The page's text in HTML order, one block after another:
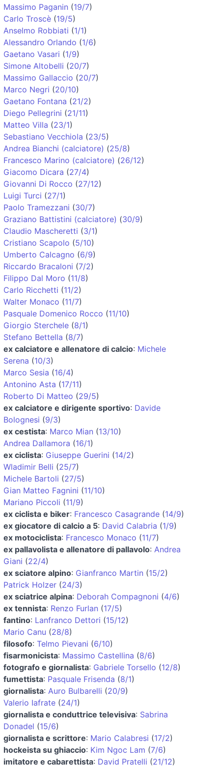
Massimo Paganin (19/7)
Carlo Troscè (19/5)
Anselmo Robbiati (1/1)
Alessandro Orlando (1/6)
Gaetano Vasari (1/9)
Simone Altobelli (20/7)
Massimo Gallaccio (20/7)
Marco Negri (20/10)
Gaetano Fontana (21/2)
Diego Pellegrini (21/11)
Matteo Villa (23/1)
Sebastiano Vecchiola (23/5)
Andrea Bianchi (calciatore) (25/8)
Francesco Marino (calciatore) (26/12)
Giacomo Dicara (27/4)
Giovanni Di Rocco (27/12)
Luigi Turci (27/1)
Paolo Tramezzani (30/7)
Graziano Battistini (calciatore) (30/9)
Claudio Mascheretti (3/1)
Cristiano Scapolo (5/10)
Umberto Calcagno (6/9)
Riccardo Bracaloni (7/2)
Filippo Dal Moro (11/8)
Carlo Ricchetti (11/2)
Walter Monaco (11/7)
Pasquale Domenico Rocco (11/10)
Giorgio Sterchele (8/1)
Stefano Bettella (8/7)
ex calciatore e allenatore di calcio: Michele
Serena (10/3)
Marco Sesia (16/4)
Antonino Asta (17/11)
Roberto Di Matteo (29/5)
ex calciatore e dirigente sportivo: Davide
Bolognesi (9/3)
ex cestista: Marco Mian (13/10)
Andrea Dallamora (16/1)
ex ciclista: Giuseppe Guerini (14/2)
Wladimir Belli (25/7)
Michele Bartoli (27/5)
Gian Matteo Fagnini (11/10)
Mariano Piccoli (11/9)
ex ciclista e biker: Francesco Casagrande (14/9)
ex giocatore di calcio a 5: David Calabria (1/9)
ex motociclista: Francesco Monaco (11/7)
ex pallavolista e allenatore di pallavolo: Andrea
Giani (22/4)
ex sciatore alpino: Gianfranco Martin (15/2)
Patrick Holzer (24/3)
ex sciatrice alpina: Deborah Compagnoni (4/6)
ex tennista: Renzo Furlan (17/5)
fantino: Lanfranco Dettori (15/12)
Mario Canu (28/8)
filosofo: Telmo Pievani (6/10)
fisarmonicista: Massimo Castellina (8/6)
fotografo e giornalista: Gabriele Torsello (12/8)
fumettista: Pasquale Frisenda (8/1)
giornalista: Auro Bulbarelli (20/9)
Valerio Iafrate (24/1)
giornalista e conduttrice televisiva: Sabrina
Donadel (15/6)
giornalista e scrittore: Mario Calabresi (17/2)
hockeista su ghiaccio: Kim Ngoc Lam (7/6)
imitatore e cabarettista: David Pratelli (21/12)